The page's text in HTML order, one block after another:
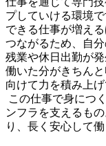
プしていける環境で
できる仕事が増え
つながるため、自
残業や休日出勤が
働いた分がきちん
向けて力を積み上げ
ンフラを支えるも
り、長く安心して